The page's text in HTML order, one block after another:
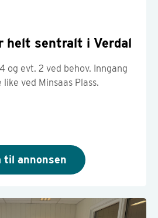
helt sentralt i Verdal
og evt. 2 ved behov. Inngang
like ved Minsaas Plass.
til annonsen